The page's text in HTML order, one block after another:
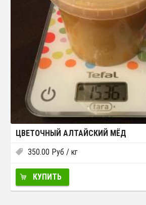
ЦВЕТОЧНЫЙ АЛТАЙСКИЙ МЁД
350.00 Руб / кг
КУПИТЬ